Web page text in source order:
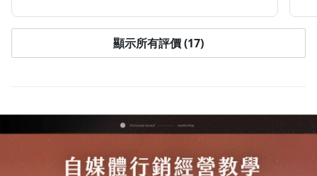
顯示所有評價 (17)